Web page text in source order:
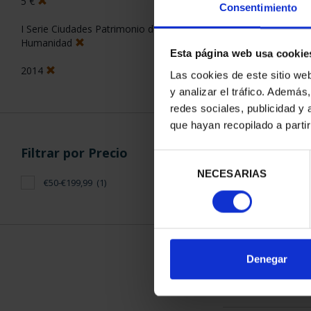
Consentimiento
Esta página web usa
Las cookies de este sitio
y analizar el tráfico.
redes sociales, publicidad y
que hayan recopilado a
consentimiento
NECESARIAS
Denegar
I Serie Ciudades Patrimonio de la
Humanidad
2014
Filtrar por Precio
€50-€199,99 (1)
CIUDADES
ORDENAR POR: